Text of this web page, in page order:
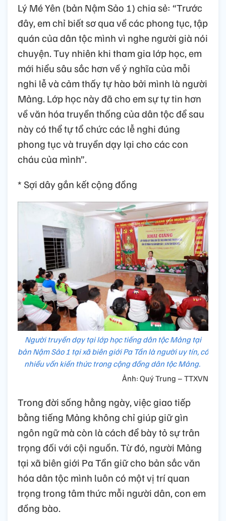
Lý Mé Yên (bản Nậm Sảo 1) chia sẻ: “Trước
đây, em chỉ biết sơ qua về các phong tục, tập
quán của dân tộc mình vì nghe người già nói
chuyện. Tuy nhiên khi tham gia lớp học, em
mới hiểu sâu sắc hơn về ý nghĩa của mỗi
nghi lễ và cảm thấy tự hào bởi mình là người
Mảng. Lớp học này đã cho em sự tự tin hơn
về văn hóa truyền thống của dân tộc để sau
này có thể tự tổ chức các lễ nghi đúng
phong tục và truyền dạy lại cho các con
cháu của mình”.
* Sợi dây gắn kết cộng đồng
Người truyền dạy tại lớp học tiếng dân tộc Mảng tại
bản Nậm Sảo 1 tại xã biên giới Pa Tần là người uy tín, có
nhiều vốn kiến thức trong cộng đồng dân tộc Mảng.
Ảnh: Quý Trung – TTXVN
Trong đời sống hằng ngày, việc giao tiếp
bằng tiếng Mảng không chỉ giúp giữ gìn
ngôn ngữ mà còn là cách để bày tỏ sự trân
trọng đối với cội nguồn. Từ đó, người Mảng
tại xã biên giới Pa Tần giữ cho bản sắc văn
hóa dân tộc mình luôn có một vị trí quan
trọng trong tâm thức mỗi người dân, con em
đồng bào.